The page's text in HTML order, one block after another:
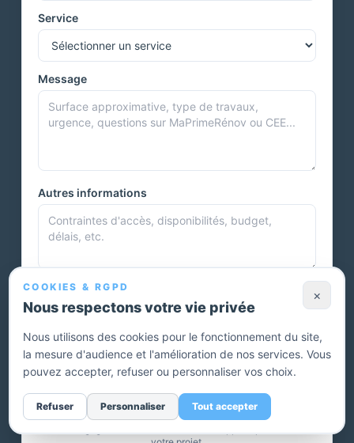
Service
Message
Autres informations
Photos et documents
Vous pouvez joindre plusieurs photos ou autres documents.
Envoyer ma demande — devis gratuit
COOKIES & RGPD
Nous respectons votre vie privée
×
Nous utilisons des cookies pour le fonctionnement du site,
la mesure d'audience et l'amélioration de nos services. Vous
pouvez accepter, refuser ou personnaliser vos choix.
Refuser Personnaliser Tout accepter